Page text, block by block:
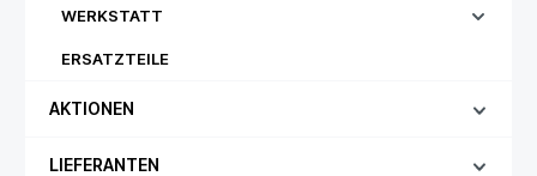
WERKSTATT
ERSATZTEILE
AKTIONEN
LIEFERANTEN